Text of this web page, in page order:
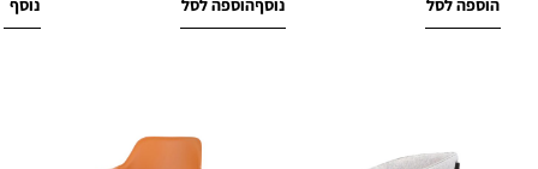
הוספה לסל
נוסףהוספה לסל
נוסף